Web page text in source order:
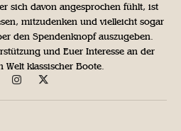
sich davon angesprochen fühlt, ist
mitzudenken und vielleicht sogar
den Spendenknopf auszugeben.
und Euer Interesse an der
Welt klassischer Boote.